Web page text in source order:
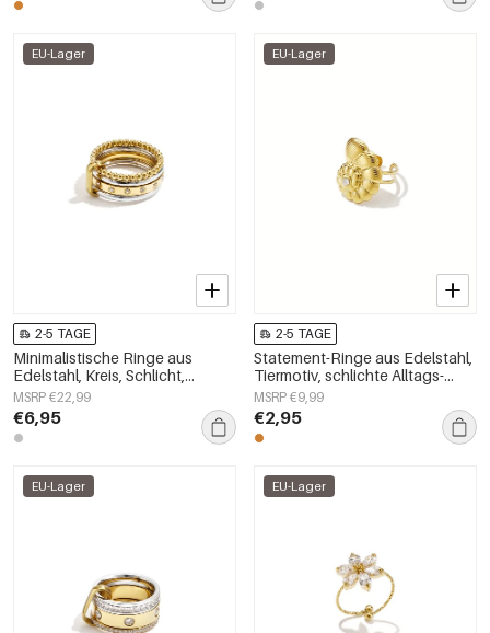
EU-Lager
2-5 TAGE
Minimalistische Ringe aus
Edelstahl, Kreis, Schlicht,
Alltagsschmuck,
Damenschmuck
MSRP €22,99
€6,95
EU-Lager
2-5 TAGE
Statement-Ringe aus Edelstahl,
Tiermotiv, schlichte Alltags-
Serie, Damenschmuck
MSRP €9,99
€2,95
EU-Lager EU-Lager